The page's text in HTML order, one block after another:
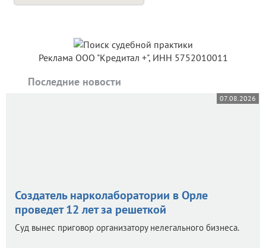
Реклама ООО "Кредитал +", ИНН 5752010011
Последние новости
07.08.2026
Создатель нарколаборатории в Орле
проведет 12 лет за решеткой
Суд вынес приговор организатору нелегального бизнеса.